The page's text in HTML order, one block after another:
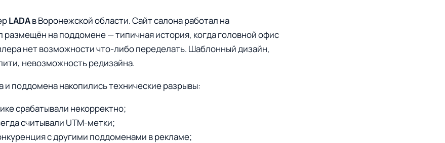
LADAв Воронежской области. Сайт салона работал на
размещён на поддомене — типичная история, когда головной офис
нет возможности что-либо переделать. Шаблонный дизайн,
невозможность редизайна.
и поддомена накопились технические разрывы:
срабатывали некорректно;
считывали UTM-метки;
с другими поддоменами в рекламе;